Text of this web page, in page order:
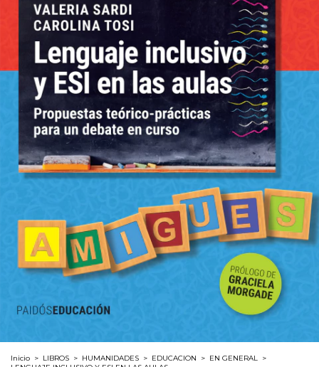
Inicio > LIBROS > HUMANIDADES > EDUCACION > EN GENERAL
>